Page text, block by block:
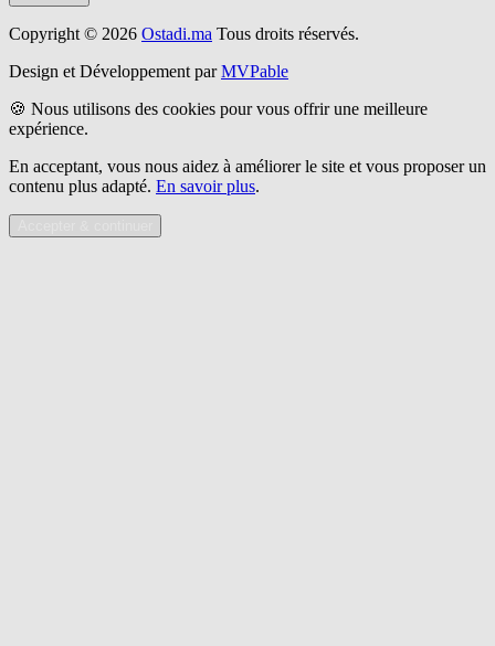
Copyright © 2026 Ostadi.ma Tous droits réservés.
Design et Développement par MVPable
🍪 Nous utilisons des cookies pour vous offrir une meilleure
expérience.
En acceptant, vous nous aidez à améliorer le site et vous proposer un
contenu plus adapté. En savoir plus.